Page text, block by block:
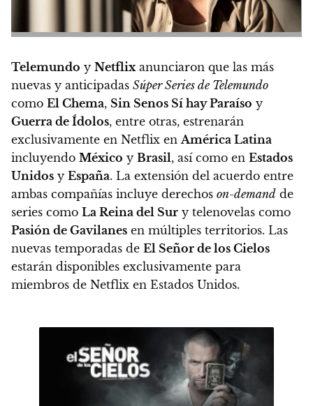
Telemundo y Netflix anunciaron que las más
nuevas y anticipadas Súper Series de Telemundo
como El Chema, Sin Senos Sí hay Paraíso y
Guerra de Ídolos, entre otras, estrenarán
exclusivamente en Netflix en América Latina
incluyendo México y Brasil, así como en Estados
Unidos y España. La extensión del acuerdo entre
ambas compañías incluye derechos on-demand de
series como La Reina del Sur y telenovelas como
Pasión de Gavilanes en múltiples territorios. Las
nuevas temporadas de El Señor de los Cielos
estarán disponibles exclusivamente para
miembros de Netflix en Estados Unidos.